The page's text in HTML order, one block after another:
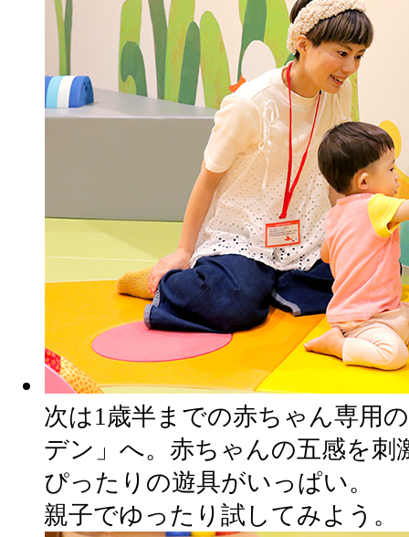
次は1歳半までの赤ちゃん専用
デン」へ。赤ちゃんの五感を刺
ぴったりの遊具がいっぱい。
親子でゆったり試してみよう。